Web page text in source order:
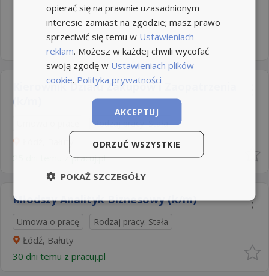
Kierownik Działu Zakupów i Zaopatrzenia
(k/m)
Rodzaj pracy: Stała
25 dni temu zpracuj.pl
Młodszy Analityk Biznesowy (k/m)
Umowa o pracę Rodzaj pracy: Stała
Łódź, Bałuty
30 dni temu z pracuj.pl
opierać się na prawnie uzasadnionym
interesie zamiast na zgodzie; masz prawo
sprzeciwić się temu w Ustawieniach
reklam. Możesz w każdej chwili wycofać
swoją zgodę w Ustawieniach plików
cookie. Polityka prywatności
AKCEPTUJ
ODRZUĆ WSZYSTKIE
POKAŻ SZCZEGÓŁY